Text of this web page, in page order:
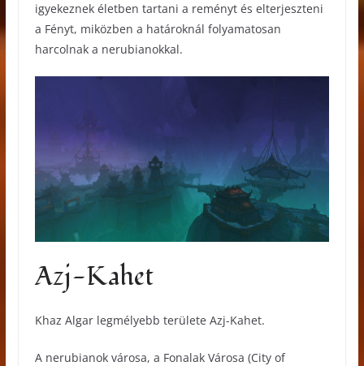
igyekeznek életben tartani a reményt és elterjeszteni
a Fényt, miközben a határoknál folyamatosan
harcolnak a nerubianokkal.
Azj-Kahet
Khaz Algar legmélyebb területe Azj-Kahet.
A nerubianok városa, a Fonalak Városa (City of